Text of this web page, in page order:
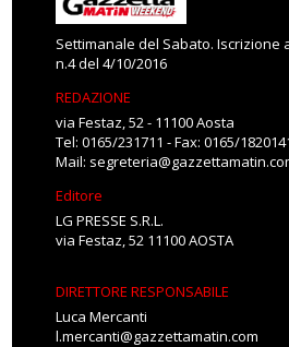
Settimanale del Sabato. Iscrizione
n.4 del 4/10/2016
REDAZIONE
via Festaz, 52 - 11100 Aosta
Tel: 0165/231711 - Fax: 0165/
Mail:
Editore
LG PRESSE S.R.L.
via Festaz, 52 11100 AOSTA
DIRETTORE RESPONSABILE
Luca Mercanti
l.mercanti@gazzettamatin.com